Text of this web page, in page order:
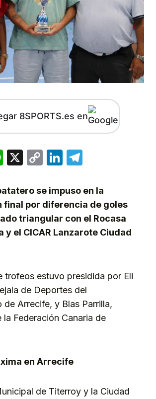
8SPORTS.es en
WhatsApp
X
CopyLinkedIn
se impuso en la
final por diferencia de goles
triangular con el Rocasa
y el CICAR Lanzarote Ciudad
trofeos estuvo presidida por Eli
de Deportes del
de Arrecife, y Blas Parrilla,
la Federación Canaria de
en Arrecife
de Titerroy y la Ciudad